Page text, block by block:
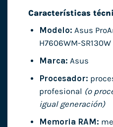
Características
Modelo: Asus
H7606WM-
Marca: Asus
Procesador:
profesional (o
igual generación)
Memoria RAM: